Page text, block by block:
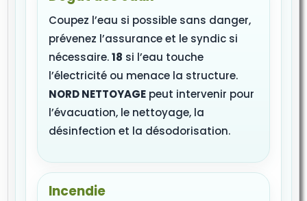
Coupez l’eau si possible sans danger,
prévenez l’assurance et le syndic si
nécessaire.18 si l’eau touche
l’électricité ou menace la structure.
NORD NETTOYAGE peut intervenir pour
l’évacuation, le nettoyage, la
désinfection et la désodorisation.
Incendie